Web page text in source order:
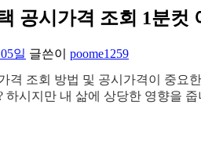
공시가격 조회 1분컷
일 글쓴이 poome1259
격 조회 방법 및 공시가격이 중요
하시지만 내 삶에 상당한 영향을